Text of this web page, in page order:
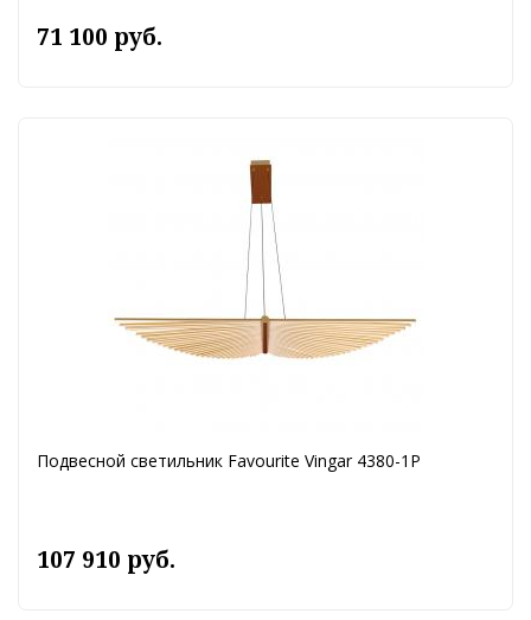
71 100 руб.
Подвесной светильник Favourite Vingar 4380-1P
107 910 руб.